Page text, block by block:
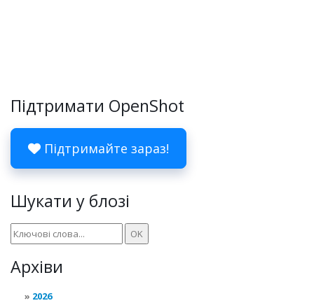
Підтримати OpenShot
Підтримайте зараз!
Шукати у блозі
Архіви
2026